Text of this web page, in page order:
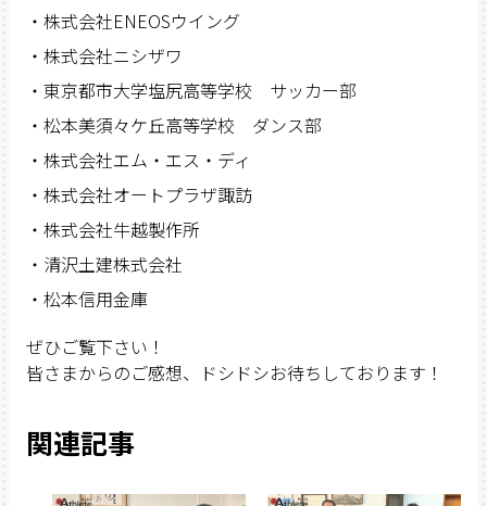
・株式会社ENEOSウイング
・株式会社ニシザワ
・東京都市大学塩尻高等学校 サッカー部
・松本美須々ケ丘高等学校 ダンス部
・株式会社エム・エス・ディ
・株式会社オートプラザ諏訪
・株式会社牛越製作所
・清沢土建株式会社
・松本信用金庫
ぜひご覧下さい！
皆さまからのご感想、ドシドシお待ちしております！
関連記事